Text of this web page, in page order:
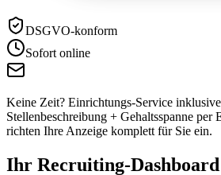
DSGVO-konform
Sofort online
Keine Zeit? Einrichtungs-Service
Stellenbeschreibung + Gehaltsspanne
richten Ihre Anzeige komplett für Sie ein.
Ihr Recruiting-